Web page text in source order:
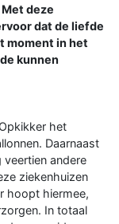
deze
dat de liefde
moment in het
kunnen
het
Daarnaast
veertien andere
ziekenhuizen
hoopt hiermee,
In totaal